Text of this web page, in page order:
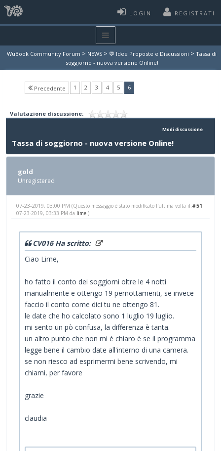
LOGIN REGISTRATI
WuBook Community Forum > NEWS > 💬 Idee Proposte e Discussioni > Tassa di
soggiorno - nuova versione Online!
Precedente 1 2 3 4 5 6(current)
Valutazione discussione:
Modi discussione
Tassa di soggiorno - nuova versione Online!
gold
Unregistered
#51
07-23-2019, 03:00 PM (Questo messaggio è stato modificato l'ultima volta il:
07-23-2019, 03:33 PM da lime.)
CV016 Ha scritto:
Ciao Lime,
ho fatto il conto dei soggiorni oltre le 4 notti
manualmente e ottengo 19 pernottamenti, se invece
faccio il conto come dici tu ne ottengo 81.
le date che ho calcolato sono 1 luglio 19 luglio.
mi sento un pò confusa, la differenza è tanta.
un altro punto che non mi è chiaro è se il programma
legge bene il cambio date all'interno di una camera.
se non riesco ad esprimermi bene scrivendo, mi
chiami, per favore
grazie
claudia